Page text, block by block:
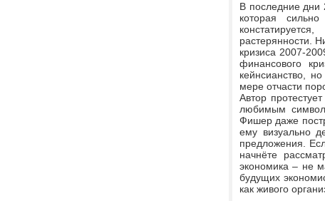
В последние дни
которая
растерянности.
кризиса 2007-
финансового
кейнсианство,
мере отчасти
Автор
любимым
Фишер даже
ему визуально
предложения.
начнёте
экономика – не
будущих
как живого